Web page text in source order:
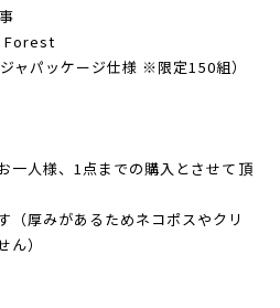
Forest
ャパッケージ仕様 ※限定150組）
一人様、1点までの購入とさせて頂
厚みがあるためネコポスやクリ
）